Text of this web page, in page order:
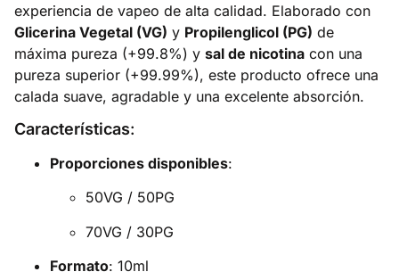
experiencia de vapeo de alta calidad. Elaborado con
Glicerina Vegetal (VG) y Propilenglicol (PG) de
máxima pureza (+99.8%) y sal de nicotina con una
pureza superior (+99.99%), este producto ofrece una
calada suave, agradable y una excelente absorción.
Características:
Proporciones disponibles:
50VG / 50PG
70VG / 30PG
Formato: 10ml